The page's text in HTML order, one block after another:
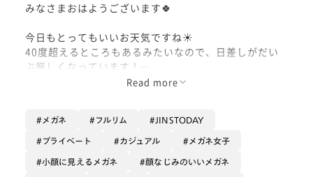
みなさまおはようございます🍀
今日もとってもいいお天気ですね☀️
40度超えるところもあるみたいなので、日差しがだい
ぶ厳しくなっています！
本日ご紹介するメガネは…
JINS TODAYシリーズから「Modern Rim Metal」です
Read more
メガネ フルリム JINSTODAY
プライベート カジュアル メガネ女子
小顔に見えるメガネ 顔なじみのいいメガネ